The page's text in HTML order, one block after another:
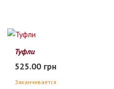
Туфли
525.00 грн
Заканчивается